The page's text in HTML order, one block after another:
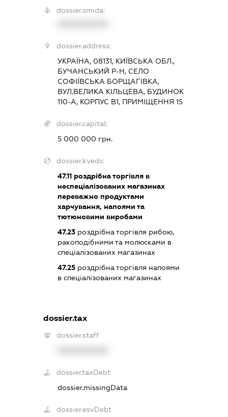
dossier.smida:
dossier.address:
УКРАЇНА, 08131, КИЇВСЬКА ОБЛ.,
БУЧАНСЬКИЙ Р-Н, СЕЛО
СОФІЇВСЬКА БОРЩАГІВКА,
ВУЛ.ВЕЛИКА КІЛЬЦЕВА, БУДИНОК
110-А, КОРПУС В1, ПРИМІЩЕННЯ 15
dossier.capital:
5 000 000 грн.
dossier.kveds:
47.11 роздрібна торгівля в
неспеціалізованих магазинах
переважно продуктами
харчування, напоями та
тютюновими виробами
47.23 роздрібна торгівля рибою,
ракоподібними та молюсками в
спеціалізованих магазинах
47.25 роздрібна торгівля напоями
в спеціалізованих магазинах
dossier.tax
dossier.staff
dossier.taxDebt
dossier.missingData
dossier.esvDebt